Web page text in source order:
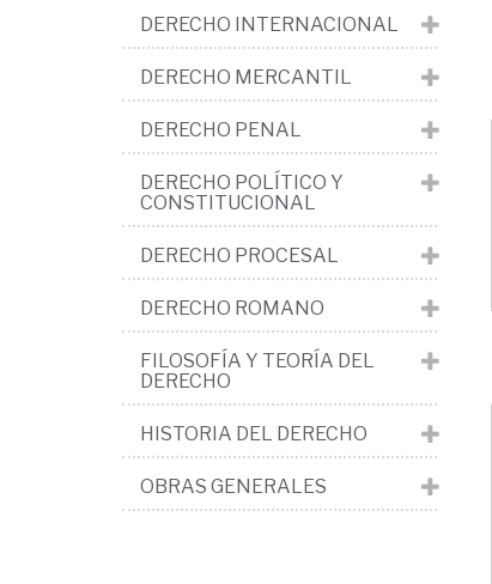
DERECHO INTERNACIONAL
DERECHO MERCANTIL
DERECHO PENAL
DERECHO POLÍTICO Y
CONSTITUCIONAL
DERECHO PROCESAL
DERECHO ROMANO
FILOSOFÍA Y TEORÍA DEL
DERECHO
HISTORIA DEL DERECHO
OBRAS GENERALES